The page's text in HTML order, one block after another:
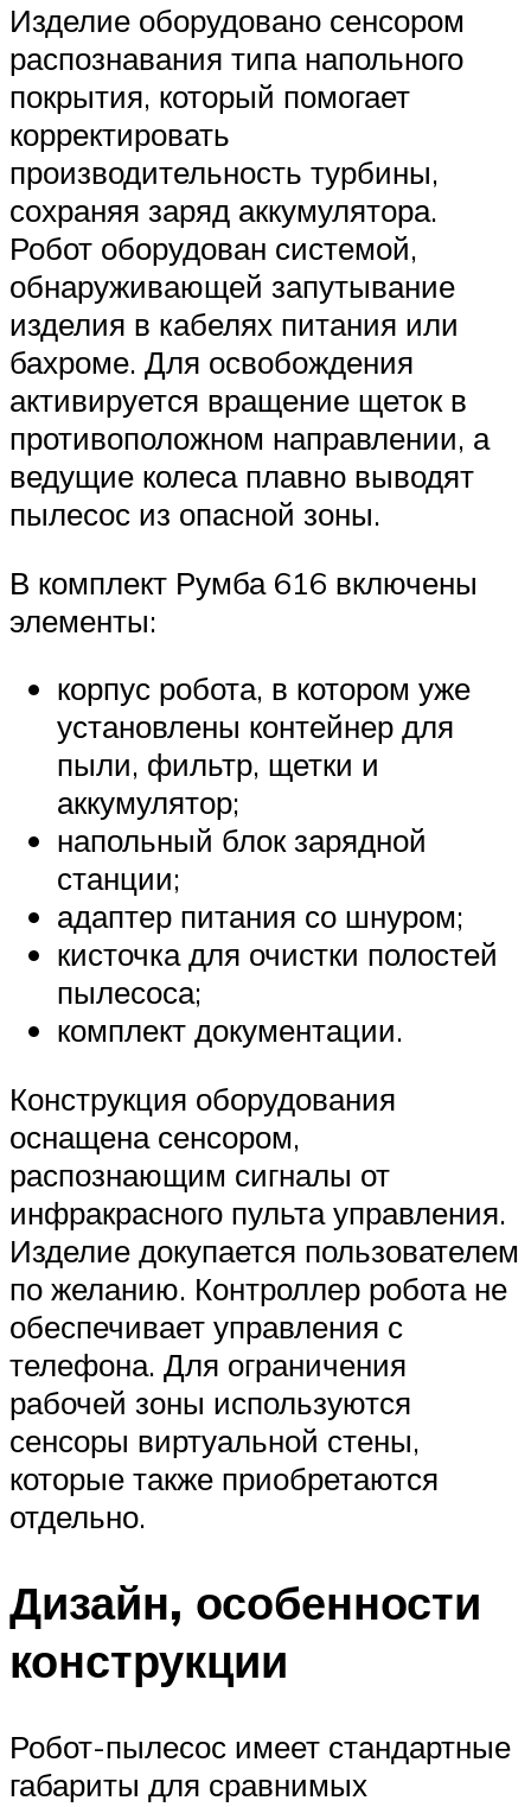
Изделие оборудовано сенсором
распознавания типа напольного
покрытия, который помогает
корректировать
производительность турбины,
сохраняя заряд аккумулятора.
Робот оборудован системой,
обнаруживающей запутывание
изделия в кабелях питания или
бахроме. Для освобождения
активируется вращение щеток в
противоположном направлении, а
ведущие колеса плавно выводят
пылесос из опасной зоны.
В комплект Румба 616 включены
элементы:
корпус робота, в котором уже
установлены контейнер для
пыли, фильтр, щетки и
аккумулятор;
напольный блок зарядной
станции;
адаптер питания со шнуром;
кисточка для очистки полостей
пылесоса;
комплект документации.
Конструкция оборудования
оснащена сенсором,
распознающим сигналы от
инфракрасного пульта управления.
Изделие докупается пользователем
по желанию. Контроллер робота не
обеспечивает управления с
телефона. Для ограничения
рабочей зоны используются
сенсоры виртуальной стены,
которые также приобретаются
отдельно.
Дизайн, особенности
конструкции
Робот-пылесос имеет стандартные
габариты для сравнимых